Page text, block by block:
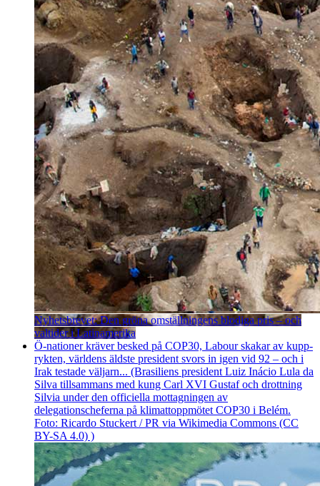
Nyhetsbrevet: Den gröna omställningens blodiga pris – och
valtider i Latinamerika
Ö-nationer kräver besked på COP30, Labour skakar av kupp­
rykten, världens äldste president svors in igen vid 92 – och i
Irak testade väljarn... (Brasiliens president Luiz Inácio Lula da
Silva tillsammans med kung Carl XVI Gustaf och drottning
Silvia under den officiella mottagningen av
delegationscheferna på klimattoppmötet COP30 i Belém.
Foto: Ricardo Stuckert / PR via Wikimedia Commons (CC
BY-SA 4.0) )